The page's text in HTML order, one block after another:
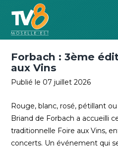
Forbach : 3ème
aux Vins
Publié le 07 juillet 2026
Rouge, blanc, rosé, pétillant
Briand de Forbach a accueilli
traditionnelle Foire aux Vins,
concerts. Un événement qui